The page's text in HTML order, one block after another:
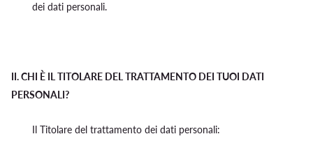
dei dati personali.
II.CHI È IL TITOLARE DEL TRATTAMENTO DEI TUOI DATI
PERSONALI?
Il Titolare del trattamento dei dati personali: